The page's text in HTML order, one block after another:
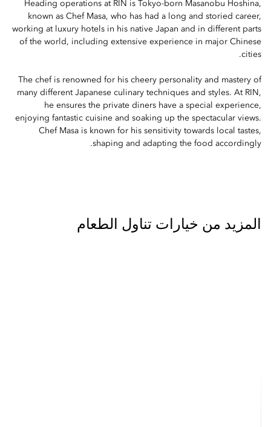
Heading operations at RIN is Tokyo-born Masanobu Hoshina,
known as Chef Masa, who has had a long and storied career,
working at luxury hotels in his native Japan and in different parts
of the world, including extensive experience in major Chinese
cities.
The chef is renowned for his cheery personality and mastery of
many different Japanese culinary techniques and styles. At RIN,
he ensures the private diners have a special experience,
enjoying fantastic cuisine and soaking up the spectacular views.
Chef Masa is known for his sensitivity towards local tastes,
shaping and adapting the food accordingly.
المزيد من خيارات تناول الطعام